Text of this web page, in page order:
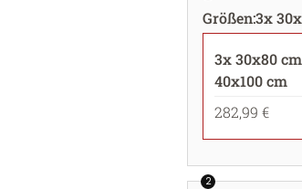
Größen:3x
3x 30x80
40x100 cm
282,99 €
2